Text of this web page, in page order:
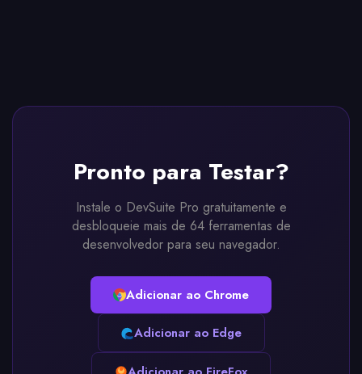
Pronto para Testar?
Instale o DevSuite Pro gratuitamente e
desbloqueie mais de 64 ferramentas de
desenvolvedor para seu navegador.
Adicionar ao Chrome
Adicionar ao Edge